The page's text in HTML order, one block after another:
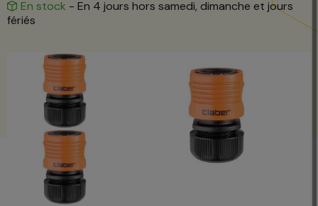
En stock - En 4 jours hors samedi, dimanche et jours
fériés